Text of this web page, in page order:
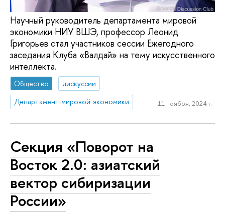
Научный руководитель департамента мировой
экономики НИУ ВШЭ, профессор Леонид
Григорьев стал участников сессии Ежегодного
заседания Клуба «Валдай» на тему искусственного
интеллекта.
Общество
дискуссии
Департамент мировой экономики
11 ноября, 2024 г.
Секция «Поворот на
Восток 2.0: азиатский
вектор сибиризации
России»